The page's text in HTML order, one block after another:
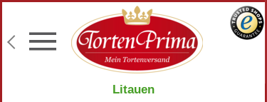
Konditor-Qualität
Torten mit Wunschtext
Lieferung an Wunschadresse
Litauen